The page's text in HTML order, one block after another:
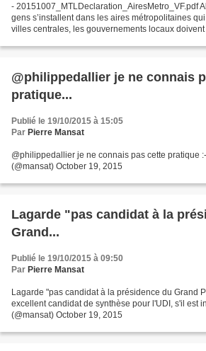
- 20151007_MTLDeclaration_AiresMetro_VF.pdf
gens s’installent dans les aires métropolitaines
villes centrales, les gouvernements locaux
@philippedallier je ne connais
pratique...
Publié le 19/10/2015 à 15:05
Par Pierre Mansat
@philippedallier je ne connais pas cette pratique
(@mansat) October 19, 2015
Lagarde "pas candidat à la
Grand...
Publié le 19/10/2015 à 09:50
Par Pierre Mansat
Lagarde "pas candidat à la présidence du Grand
excellent candidat de synthèse pour l'UDI, s'il est
(@mansat) October 19, 2015